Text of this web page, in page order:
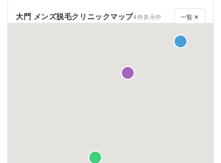
大門 メンズ脱毛クリニックマップ4件表示中 一覧 ✕